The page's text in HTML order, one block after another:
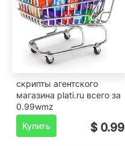
скрипты агентского
магазина plati.ru всего за
0.99wmz
Купить
$ 0.99